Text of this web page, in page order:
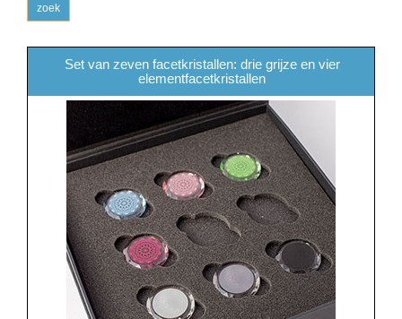
zoek
Set van zeven facetkristallen: drie grijze en vier
elementfacetkristallen